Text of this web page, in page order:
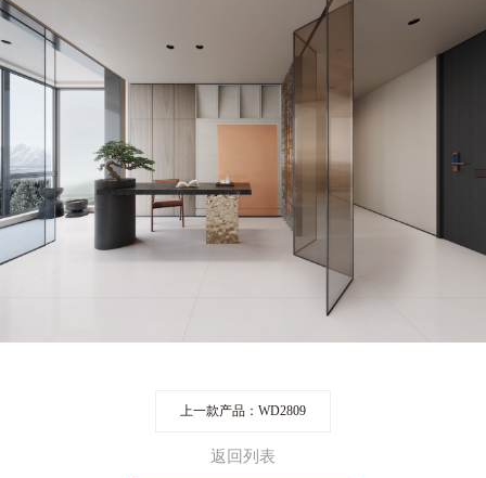
上一款产品：WD2809
返回列表